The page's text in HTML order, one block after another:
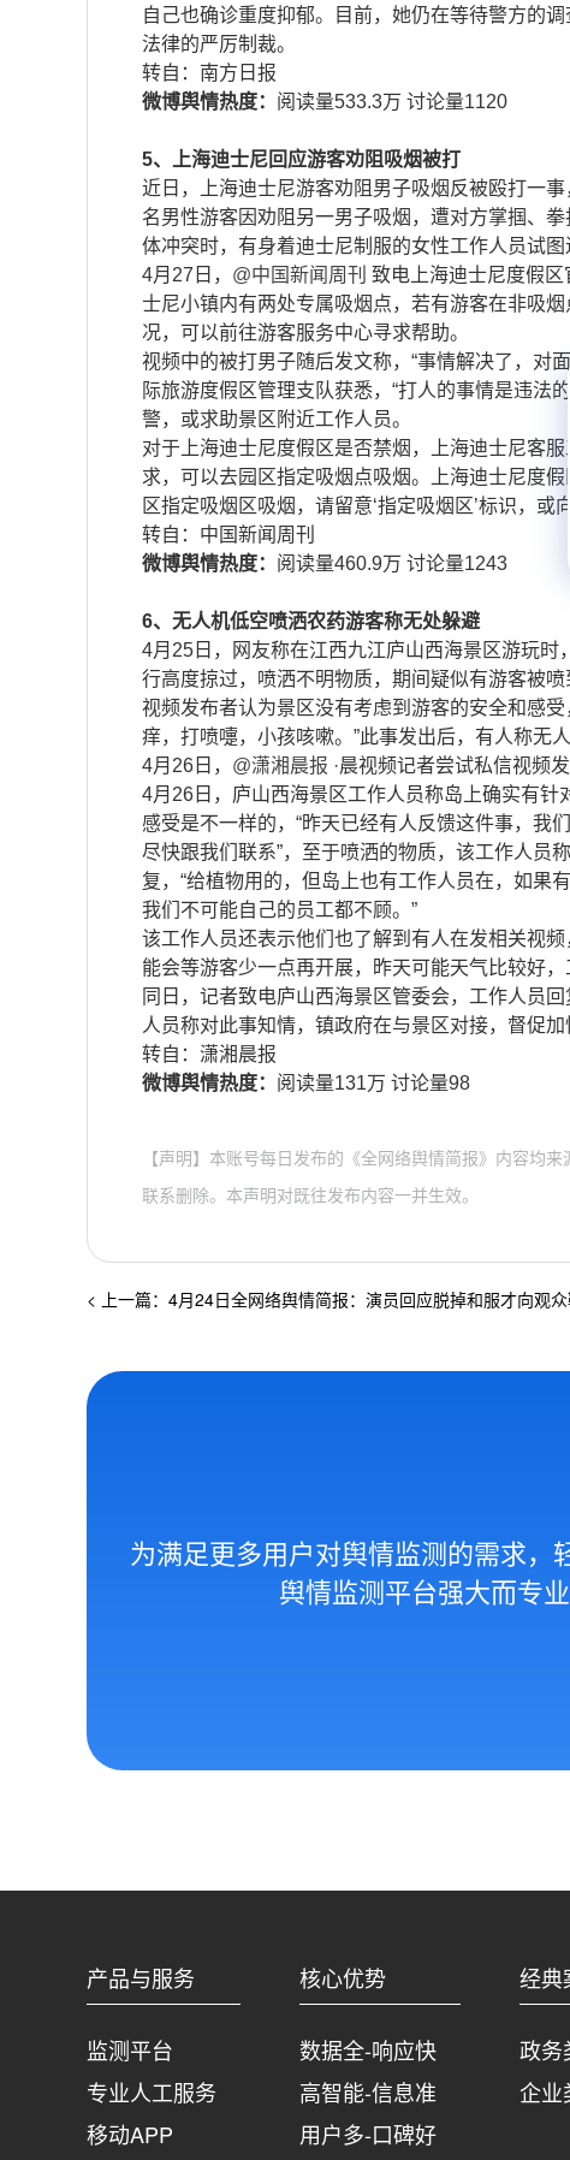
自己也确诊重度抑郁。目前，她仍在等待警方的
法律的严厉制裁。
​​转自：南方日报
微博舆情热度： 阅读量533.3万 讨论量1120
5、上海迪士尼回应游客劝阻吸烟被打
近日，上海迪士尼游客劝阻男子吸烟反被殴打一
名男性游客因劝阻另一男子吸烟，遭对方掌掴、
体冲突时，有身着迪士尼制服的女性工作人员试
4月27日， @中国新闻周刊 致电上海迪士尼度假
士尼小镇内有两处专属吸烟点，若有游客在非吸
况，可以前往游客服务中心寻求帮助。
视频中的被打男子随后发文称，“事情解决了，对
际旅游度假区管理支队获悉，“打人的事情是违法
警，或求助景区附近工作人员。
对于上海迪士尼度假区是否禁烟，上海迪士尼客
求，可以去园区指定吸烟点吸烟。上海迪士尼度
区指定吸烟区吸烟，请留意‘指定吸烟区’标识，或
​​转自：中国新闻周刊
微博舆情热度： 阅读量460.9万 讨论量1243
​6、无人机低空喷洒农药游客称无处躲避
4月25日，网友称在江西九江庐山西海景区游玩
行高度掠过，喷洒不明物质，期间疑似有游客被喷
视频发布者认为景区没有考虑到游客的安全和感
痒，打喷嚏，小孩咳嗽。”此事发出后，有人称无
4月26日， @潇湘晨报 ·晨视频记者尝试私信视频
4月26日，庐山西海景区工作人员称岛上确实有针
感受是不一样的，“昨天已经有人反馈这件事，我
尽快跟我们联系”，至于喷洒的物质，该工作人员
复，“给植物用的，但岛上也有工作人员在，如果
我们不可能自己的员工都不顾。”
该工作人员还表示他们也了解到有人在发相关视
能会等游客少一点再开展，昨天可能天气比较好
同日，记者致电庐山西海景区管委会，工作人员
人员称对此事知情，镇政府在与景区对接，督促加
​​转自：潇湘晨报
微博舆情热度： 阅读量131万 讨论量98
【声明】本账号每日发布的《全网络舆情简报》内容均
联系删除。本声明对既往发布内容一并生效。
< 上一篇：4月24日全网络舆情简报：演员回应脱掉和服才向观
为满足更多用户对舆情监测的需求
舆情监测平台强大而专
产品与服务
监测平台
专业人工服务
移动APP
核心优势
数据全-响应快
高智能-信息准
用户多-口碑好
经典
政务
企业